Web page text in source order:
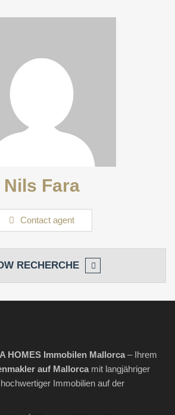
Nils Fara
Contact agent
RECHERCHE
HOMES Immobilen Mallorca – Ihrem
auf Mallorca mit langjähriger
Immobilien auf der